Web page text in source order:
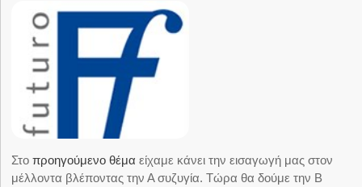
Στοπροηγούμενο θέμα είχαμε κάνει την εισαγωγή μας στον
μέλλοντα βλέποντας την Α συζυγία. Τώρα θα δούμε την Β